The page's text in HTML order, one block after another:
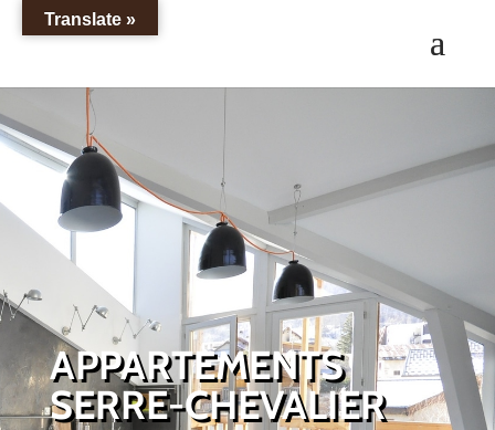
APPARTEMENTS
SERRE-CHEVALIER
Translate »